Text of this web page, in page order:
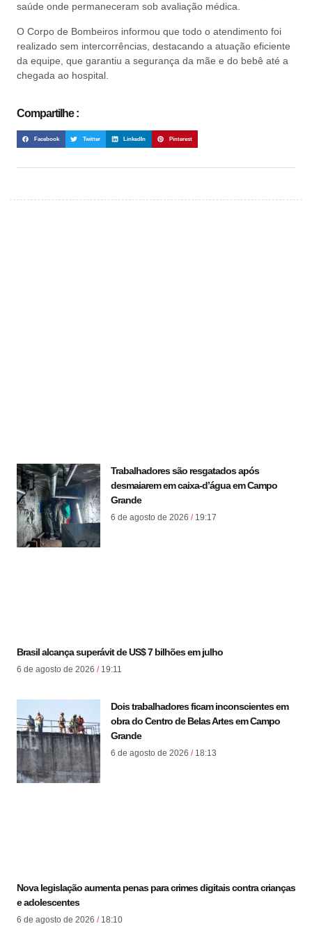
saúde onde permaneceram sob avaliação médica.
O Corpo de Bombeiros informou que todo o atendimento foi
realizado sem intercorrências, destacando a atuação eficiente
da equipe, que garantiu a segurança da mãe e do bebê até a
chegada ao hospital.
Compartilhe :
Facebook Twitter LinkedIn Pinterest
Trabalhadores são resgatados após
desmaiarem em caixa-d’água em Campo
Grande
6 de agosto de 2026 19:17
Brasil alcança superávit de US$ 7 bilhões em julho
6 de agosto de 2026 19:11
Dois trabalhadores ficam inconscientes em
obra do Centro de Belas Artes em Campo
Grande
6 de agosto de 2026 18:13
Nova legislação aumenta penas para crimes digitais contra crianças
e adolescentes
6 de agosto de 2026 18:10